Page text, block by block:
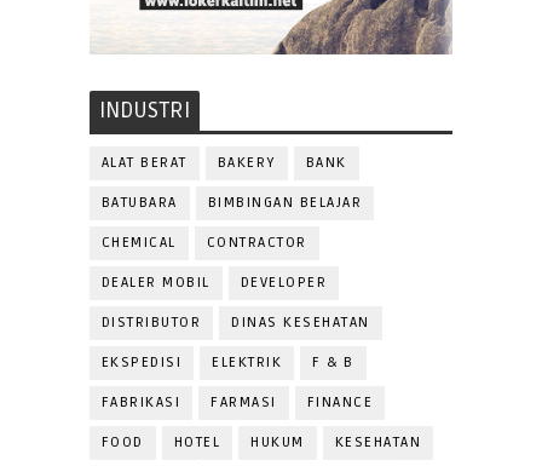
INDUSTRI
ALAT BERAT BAKERY BANK
BATUBARA BIMBINGAN BELAJAR
CHEMICAL CONTRACTOR
DEALER MOBIL DEVELOPER
DISTRIBUTOR DINAS KESEHATAN
EKSPEDISI ELEKTRIK F & B
FABRIKASI FARMASI FINANCE
FOOD HOTEL HUKUM KESEHATAN